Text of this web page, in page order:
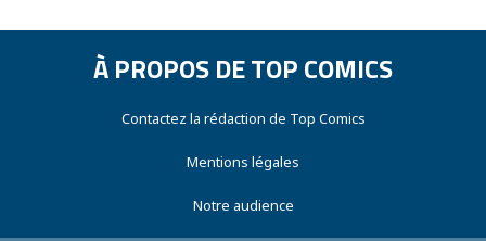
À PROPOS DE TOP COMICS
Contactez la rédaction de Top Comics
Mentions légales
Notre audience